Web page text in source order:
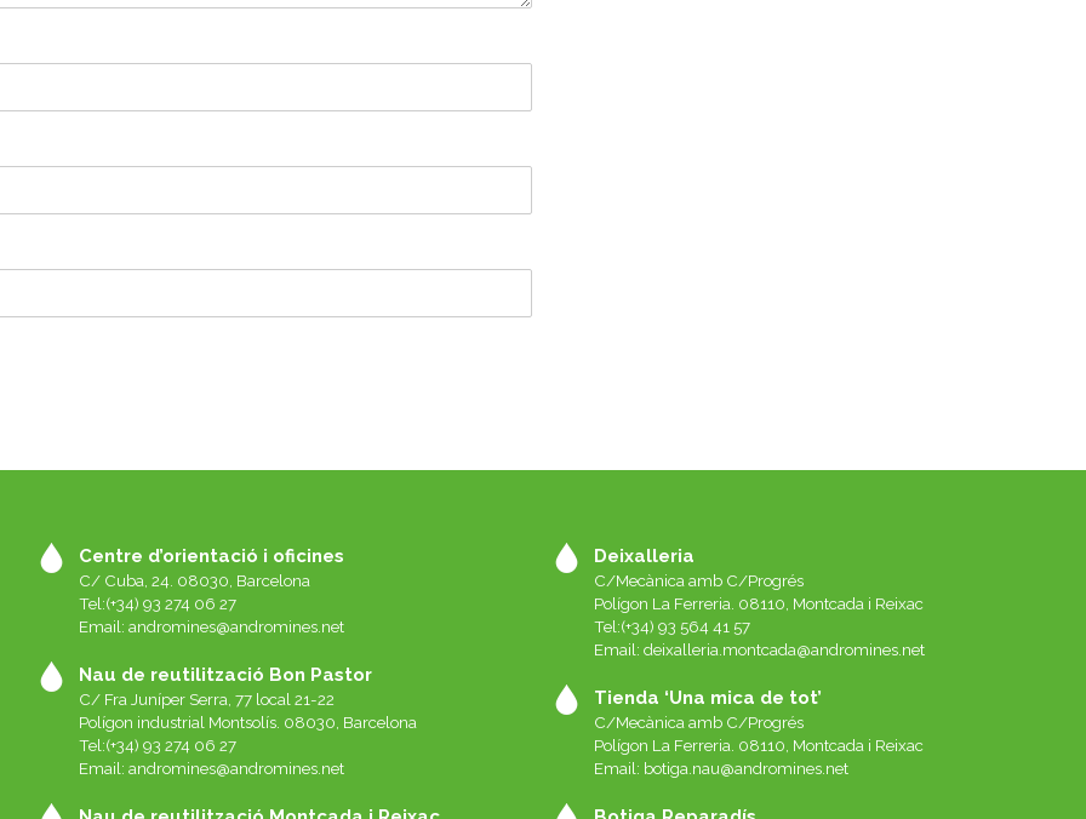
Centre d’orientació i oficines
C/ Cuba, 24. 08030, Barcelona
Tel:(+34) 93 274 06 27
Email:andromines@andromines.net
Nau de reutilització Bon Pastor
C/ Fra Juníper Serra, 77 local 21-22
Polígon industrial Montsolís. 08030, Barcelona
Tel:(+34) 93 274 06 27
Email:andromines@andromines.net
Deixalleria
C/Mecànica amb C/Progrés
Polígon La Ferreria. 08110, Montcada i Reixac
Tel:(+34) 93 564 41 57
Email: deixalleria.montcada@andromines.net
Tienda ‘Una mica de tot’
C/Mecànica amb C/Progrés
Polígon La Ferreria. 08110, Montcada i Reixac
Email: botiga.nau@andromines.net